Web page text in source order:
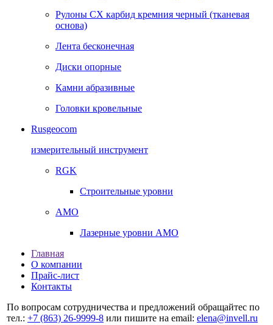
Рулоны CX карбид кремния черный (тканевая
основа)
Лента бесконечная
Диски опорные
Камни абразивные
Головки кровельные
Rusgeocom
измерительный инструмент
RGK
Строительные уровни
AMO
Лазерные уровни AMO
Главная
О компании
Прайс-лист
Контакты
По вопросам сотрудничества и предложений обращайтес по
тел.: +7 (863) 26‐9999‐8 или пишите на email: elena@invell.ru